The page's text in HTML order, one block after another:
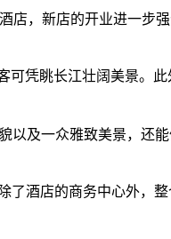
店，新店的开业进一步
凭眺长江壮阔美景。
以及一众雅致美景，还
了酒店的商务中心外，